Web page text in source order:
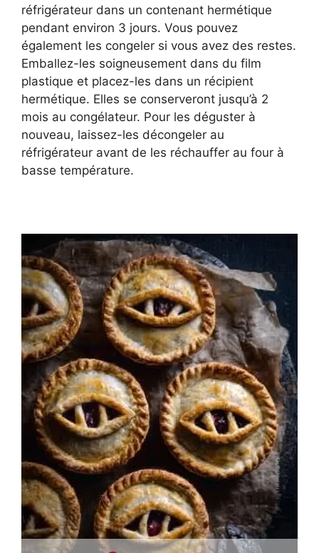
réfrigérateur dans un contenant hermétique
pendant environ 3 jours. Vous pouvez
également les congeler si vous avez des restes.
Emballez-les soigneusement dans du film
plastique et placez-les dans un récipient
hermétique. Elles se conserveront jusqu’à 2
mois au congélateur. Pour les déguster à
nouveau, laissez-les décongeler au
réfrigérateur avant de les réchauffer au four à
basse température.